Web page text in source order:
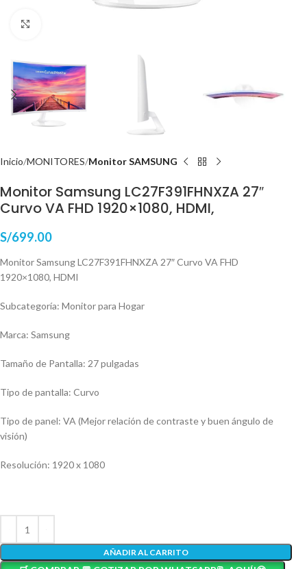
Inicio MONITORES Monitor SAMSUNG
Monitor Samsung LC27F391FHNXZA 27″
Curvo VA FHD 1920×1080, HDMI,
S/699.00
Monitor Samsung LC27F391FHNXZA 27″ Curvo VA FHD
1920×1080, HDMI
Subcategoría: Monitor para Hogar
Marca: Samsung
Tamaño de Pantalla: 27 pulgadas
Tipo de pantalla: Curvo
Tipo de panel: VA (Mejor relación de contraste y buen ángulo de
visión)
Resolución: 1920 x 1080
AÑADIR AL CARRITO